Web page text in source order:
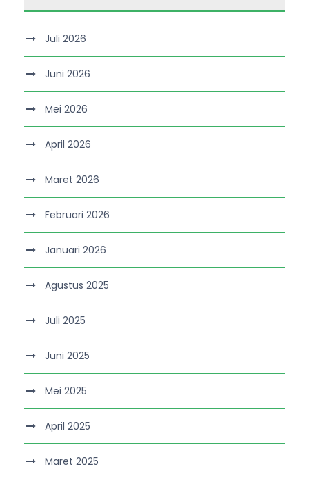
Juli 2026
Juni 2026
Mei 2026
April 2026
Maret 2026
Februari 2026
Januari 2026
Agustus 2025
Juli 2025
Juni 2025
Mei 2025
April 2025
Maret 2025